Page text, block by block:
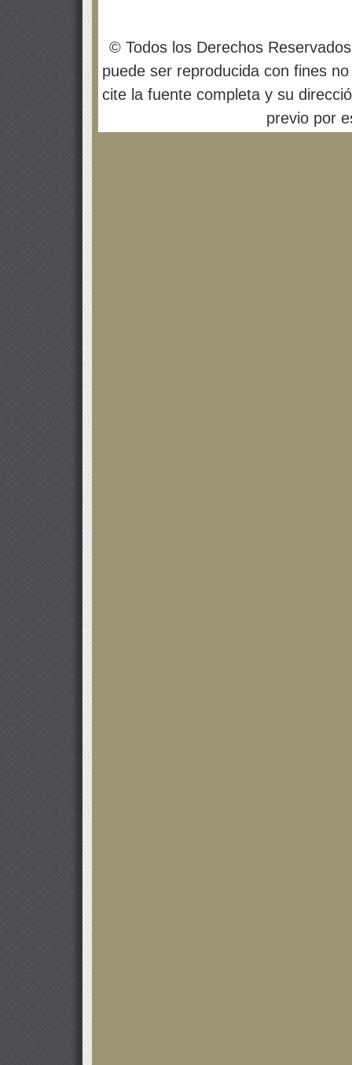
© Todos los Derechos
puede ser reproducida con fines
cite la fuente completa y su
previo por